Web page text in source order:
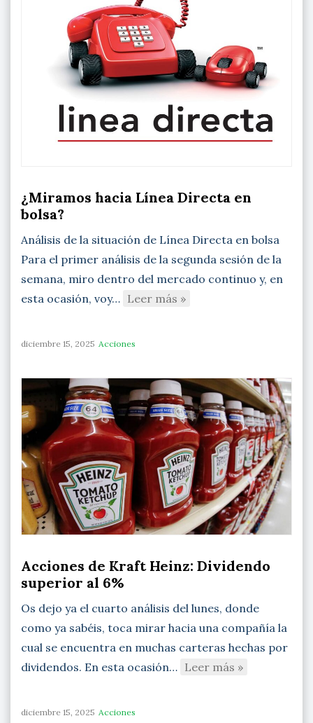
¿Miramos hacia Línea Directa en
bolsa?
Análisis de la situación de Línea Directa en bolsa
Para el primer análisis de la segunda sesión de la
semana, miro dentro del mercado continuo y, en
esta ocasión, voy… Leer más »
diciembre 15, 2025 Acciones
Acciones de Kraft Heinz: Dividendo
superior al 6%
Os dejo ya el cuarto análisis del lunes, donde
como ya sabéis, toca mirar hacia una compañía la
cual se encuentra en muchas carteras hechas por
dividendos. En esta ocasión… Leer más »
diciembre 15, 2025 Acciones